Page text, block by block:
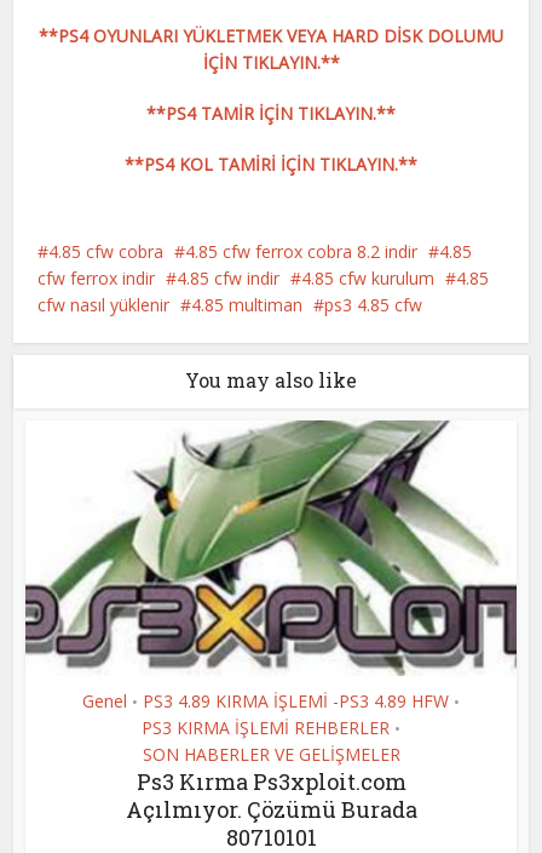
**PS4 OYUNLARI YÜKLETMEK VEYA HARD DİSK DOLUMU
İÇİN TIKLAYIN.**
**PS4 TAMİR İÇİN TIKLAYIN.**
**PS4 KOL TAMİRİ İÇİN TIKLAYIN.**
4.85 cfw cobra 4.85 cfw ferrox cobra 8.2 indir
4.85
cfw ferrox indir
4.85 cfw indir 4.85 cfw kurulum
4.85
cfw nasıl yüklenir
4.85 multiman ps3 4.85 cfw
You may also like
Genel • PS3 4.89 KIRMA İŞLEMİ -PS3 4.89 HFW •
PS3 KIRMA İŞLEMİ REHBERLER •
SON HABERLER VE GELİŞMELER
Ps3 Kırma Ps3xploit.com
Açılmıyor. Çözümü Burada
80710101